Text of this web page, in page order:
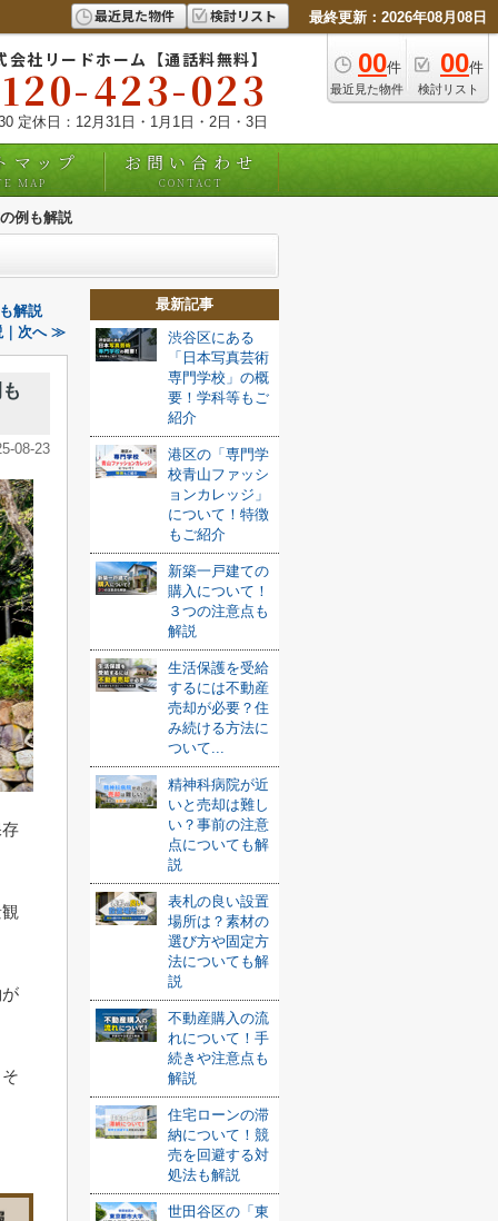
最近見た物件 検討リスト 最終更新：2026年08月08日
00件
最近見た物件
00件
検討リスト
会社リードホーム【通話料無料】
423-023
定休日：12月31日・1月1日・2日・3日
マップ
MAP
お問い合わせ
CONTACT
例も解説
解説
｜次へ ≫
08-23
最新記事
渋谷区にある
「日本写真芸術
専門学校」の概
要！学科等もご
紹介
港区の「専門学
校青山ファッシ
ョンカレッジ」
について！特徴
もご紹介
新築一戸建ての
購入について！
３つの注意点も
解説
生活保護を受給
するには不動産
売却が必要？住
み続ける方法に
ついて...
精神科病院が近
いと売却は難し
い？事前の注意
点についても解
説
表札の良い設置
場所は？素材の
選び方や固定方
法についても解
説
不動産購入の流
れについて！手
続きや注意点も
解説
住宅ローンの滞
納について！競
売を回避する対
処法も解説
世田谷区の「東